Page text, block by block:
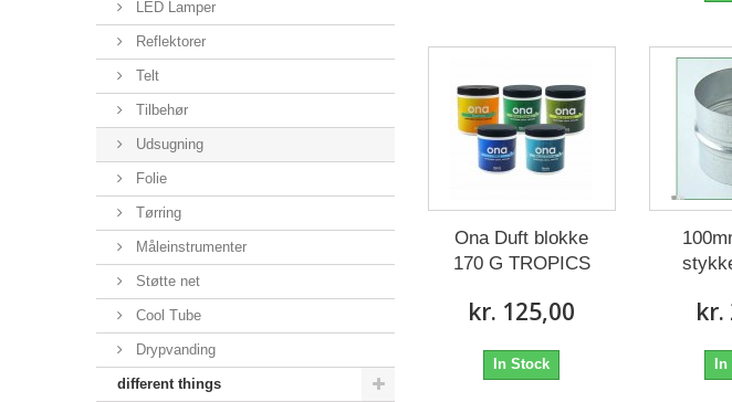
LED Lamper
Reflektorer
Telt
Tilbehør
Udsugning
Folie
Tørring
Måleinstrumenter
Støtte net
Cool Tube
Drypvanding
different things
Ona Duft blokke
170 G TROPICS
kr. 125,00
In Stock
kr.